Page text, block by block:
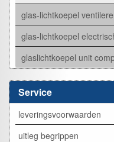
glas-lichtkoepel
glas-lichtkoepel
glaslichtkoepel unit
Service
leveringsvoorwaarden
uitleg begrippen